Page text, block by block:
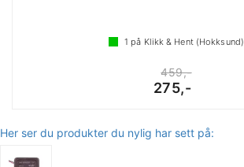
1 på Klikk & Hent (Hokksund)
459,-
275,-
Her ser du produkter du nylig har sett på: